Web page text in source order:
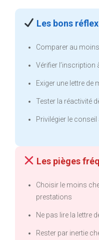
Les bons
Comparer au
Vérifier l’inscription
Exiger une lettre de
Tester la réactivité
Privilégier le
Les pièges
Choisir le moins
prestations
Ne pas lire la lettre
Rester par inertie